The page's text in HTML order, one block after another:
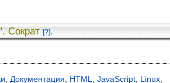
Сократ [?].
Документация HTML JavaScript Linux